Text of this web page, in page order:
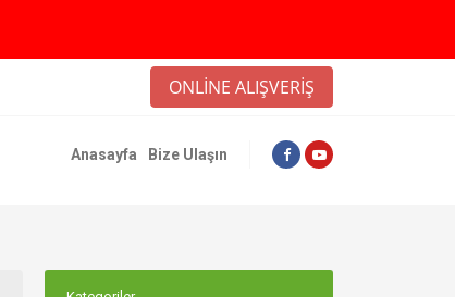
ONLİNE ALIŞVERİŞ
Anasayfa Bize Ulaşın